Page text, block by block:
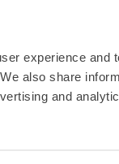
experience and
also share
and